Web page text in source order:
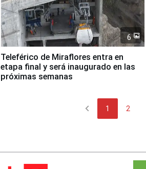
6
Teleférico de Miraflores entra en
etapa final y será inaugurado en las
próximas semanas
chevron_left 1 2